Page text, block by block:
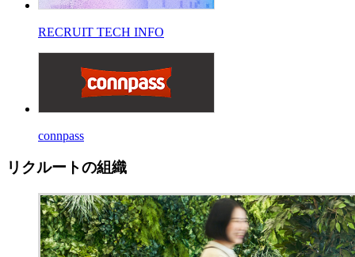
RECRUIT TECH INFO
connpass
リクルートの組織